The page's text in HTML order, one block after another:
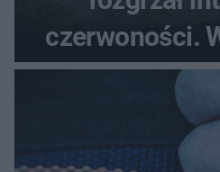
czerwoności.
pytali, czy